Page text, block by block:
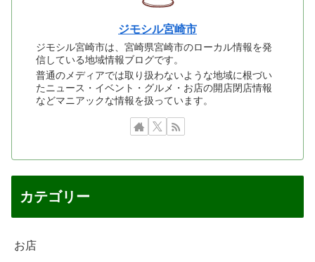
ジモシル宮崎市
ジモシル宮崎市は、宮崎県宮崎市のローカル情報を発
信している地域情報ブログです。
普通のメディアでは取り扱わないような地域に根づい
たニュース・イベント・グルメ・お店の開店閉店情報
などマニアックな情報を扱っています。
カテゴリー
お店